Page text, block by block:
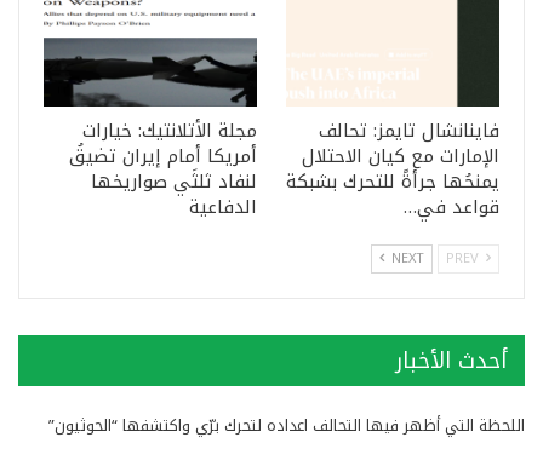
فاينانشال تايمز: تحالف
الإمارات مع كيان الاحتلال
يمنحُها جرأةً للتحرك بشبكة
قواعد في…
مجلة الأتلانتيك: خيارات
أمريكا أمام إيران تضيقُ
لنفاد ثلثَي صواريخها
الدفاعية
NEXT
أحدث الأخبار
اللحظة التي أظهر فيها التحالف اعداده لتحرك برّي واكتشفها “الحوثيون”